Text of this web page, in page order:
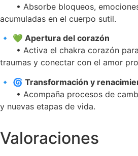
• Absorbe bloqueos,
acumuladas en el cuerpo sutil.
🔹 💚 Apertura del corazón
• Activa el chakra corazón para
traumas y conectar con el amor
🔹 🌀 Transformación y
• Acompaña procesos de
y nuevas etapas de vida.
Valoraciones